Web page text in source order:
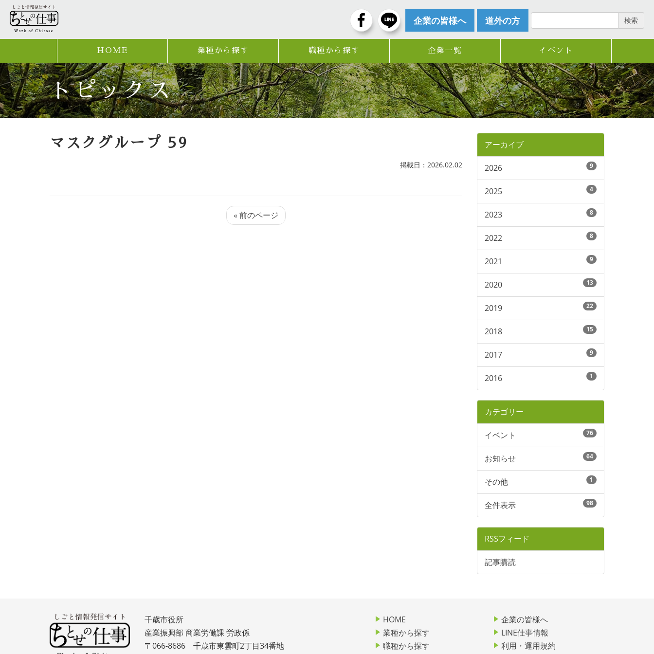
企業の皆様へ 道外の方 検索
HOME 業種から探す 職種から探す 企業一覧 イベント
トピックス
マスクグループ 59
掲載日：2026.02.02
« 前のページ
アーカイブ
2026 9
2025 4
2023 8
2022 8
2021 9
2020 13
2019 22
2018 15
2017 9
2016 1
カテゴリー
イベント 76
お知らせ 64
その他 1
全件表示 98
RSSフィード
記事購読
千歳市役所
産業振興部 商業労働課 労政係
〒066-8686 千歳市東雲町2丁目34番地
HOME
業種から探す
職種から探す
企業の皆様へ
LINE仕事情報
利用・運用規約